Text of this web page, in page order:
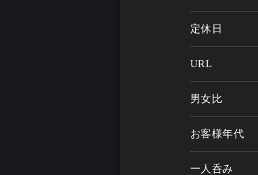
定休日
URL
男女比
お客様年代
一人呑み